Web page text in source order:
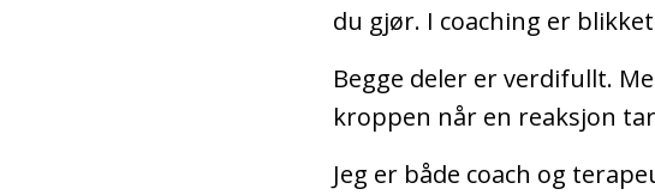
du gjør. I coaching er
Begge deler er verdifullt.
kroppen når en reaksjon
Jeg er både coach og